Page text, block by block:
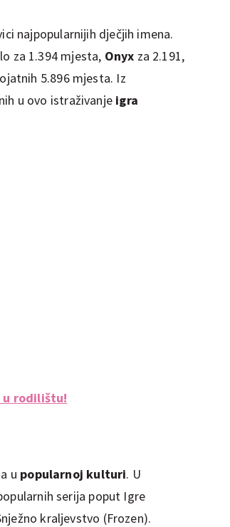
najpopularnijih dječjih imena.
za 1.394 mjesta, Onyx za 2.191,
5.896 mjesta. Iz
u ovo istraživanje igra
u rodilištu!
u popularnoj kulturi. U
serija poput Igre
kraljevstvo (Frozen).